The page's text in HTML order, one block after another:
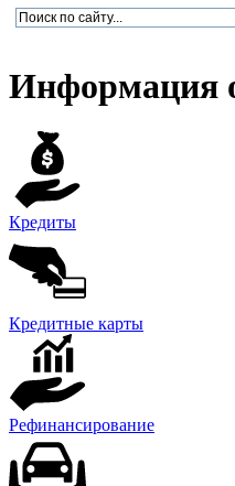
Информация
Кредиты
Кредитные карты
Рефинансирование